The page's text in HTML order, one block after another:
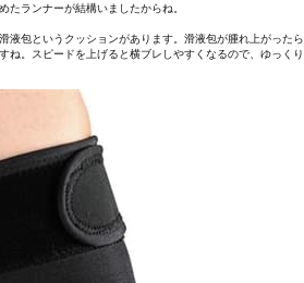
たランナーが結構いましたからね。
包というクッションがあります。滑液包が腫れ上がった
。スピードを上げると横ブレしやすくなるので、ゆっ